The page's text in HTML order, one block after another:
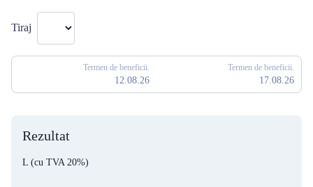
Tiraj
Termen de beneficii.
12.08.26
Termen de beneficii.
17.08.26
Rezultat
L (cu TVA 20%)